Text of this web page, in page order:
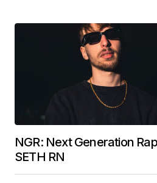
NGR: Next Generation
SETH RN